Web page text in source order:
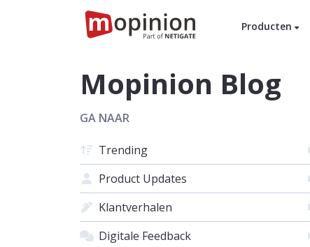
Producten
Mopinion Blog
GA NAAR
Trending
Product Updates
Klantverhalen
Digitale Feedback